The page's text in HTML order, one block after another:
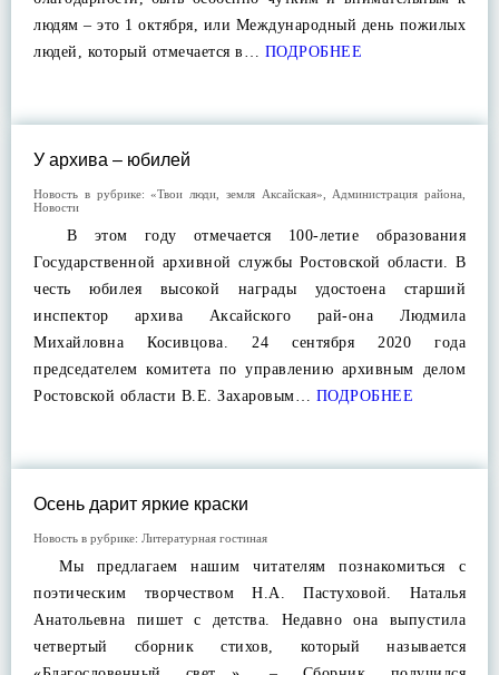
людям – это 1 октября, или Международный день пожилых
людей, который отмечается в… ПОДРОБНЕЕ
У архива – юбилей
Новость в рубрике:«Твои люди, земля Аксайская» Администрация района
Новости
В этом году отмечается 100-летие образования
Государственной архивной службы Ростовской области. В
честь юбилея высокой награды удостоена старший
инспектор архива Аксайского рай-она Людмила
Михайловна Косивцова. 24 сентября 2020 года
председателем комитета по управлению архивным делом
Ростовской области В.Е. Захаровым… ПОДРОБНЕЕ
Осень дарит яркие краски
Новость в рубрике: Литературная гостиная
Мы предлагаем нашим читателям познакомиться с
поэтическим творчеством Н.А. Пастуховой. Наталья
Анатольевна пишет с детства. Недавно она выпустила
четвертый сборник стихов, который называется